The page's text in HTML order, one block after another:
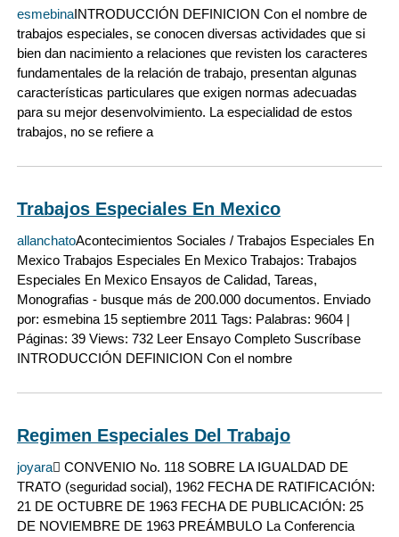
esmebinaINTRODUCCIÓN DEFINICION Con el nombre de
trabajos especiales, se conocen diversas actividades que si
bien dan nacimiento a relaciones que revisten los caracteres
fundamentales de la relación de trabajo, presentan algunas
características particulares que exigen normas adecuadas
para su mejor desenvolvimiento. La especialidad de estos
trabajos, no se refiere a
Trabajos Especiales En Mexico
allanchatoAcontecimientos Sociales / Trabajos Especiales En
Mexico Trabajos Especiales En Mexico Trabajos: Trabajos
Especiales En Mexico Ensayos de Calidad, Tareas,
Monografias - busque más de 200.000 documentos. Enviado
por: esmebina 15 septiembre 2011 Tags: Palabras: 9604 |
Páginas: 39 Views: 732 Leer Ensayo Completo Suscríbase
INTRODUCCIÓN DEFINICION Con el nombre
Regimen Especiales Del Trabajo
joyara CONVENIO No. 118 SOBRE LA IGUALDAD DE
TRATO (seguridad social), 1962 FECHA DE RATIFICACIÓN:
21 DE OCTUBRE DE 1963 FECHA DE PUBLICACIÓN: 25
DE NOVIEMBRE DE 1963 PREÁMBULO La Conferencia